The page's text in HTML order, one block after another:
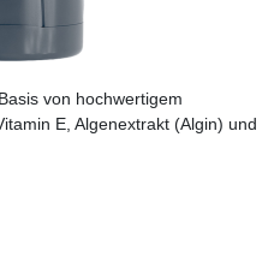
von hochwertigem
E, Algenextrakt (Algin) und